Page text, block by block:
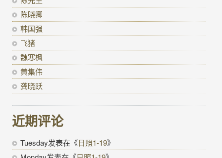
陈晓卿
韩国强
飞猪
魏寒枫
黄集伟
龚晓跃
近期评论
Tuesday发表在《日照1-19》